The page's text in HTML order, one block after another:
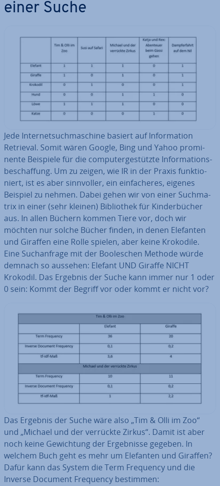
einer Suche
Jede In­ter­net­such­ma­schi­ne basiert auf In­for­ma­ti­on
Retrieval. Somit wären Google, Bing und Yahoo pro­mi­
nen­te Beispiele für die com­pu­ter­ge­stütz­te In­for­ma­ti­ons­
be­schaf­fung. Um zu zeigen, wie IR in der Praxis funk­tio­
niert, ist es aber sinn­vol­ler, ein ein­fa­che­res, eigenes
Beispiel zu nehmen. Dabei gehen wir von einer Such­ma­
trix in einer (sehr kleinen) Bi­blio­thek für Kin­der­bü­cher
aus. In allen Büchern kommen Tiere vor, doch wir
möchten nur solche Bücher finden, in denen Elefanten
und Giraffen eine Rolle spielen, aber keine Krokodile.
Eine Such­an­fra­ge mit der Boole­schen Methode würde
demnach so aussehen: Elefant UND Giraffe NICHT
Krokodil. Das Ergebnis der Suche kann immer nur 1 oder
0 sein: Kommt der Begriff vor oder kommt er nicht vor?
Das Ergebnis der Suche wäre also „Tim & Olli im Zoo“
und „Michael und der verrückte Zirkus“. Damit ist aber
noch keine Ge­wich­tung der Er­geb­nis­se gegeben. In
welchem Buch geht es mehr um Elefanten und Giraffen?
Dafür kann das System die Term Frequency und die
Inverse Document Frequency bestimmen: